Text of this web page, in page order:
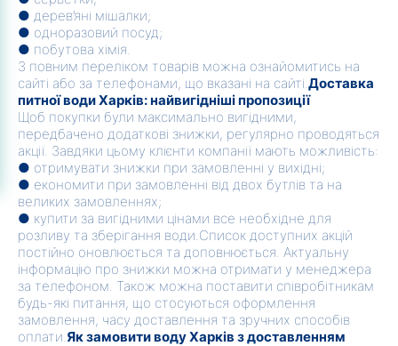
● дерев’яні мішалки;
● одноразовий посуд;
● побутова хімія.
З повним переліком товарів можна ознайомитись на
сайті або за телефонами, що вказані на сайті.Доставка
питної води Харків: найвигідніші пропозиції
Щоб покупки були максимально вигідними,
передбачено додаткові знижки, регулярно проводяться
акції. Завдяки цьому клієнти компанії мають можливість:
● отримувати знижки при замовленні у вихідні;
● економити при замовленні від двох бутлів та на
великих замовленнях;
● купити за вигідними цінами все необхідне для
розливу та зберігання води.Список доступних акцій
постійно оновлюється та доповнюється. Актуальну
інформацію про знижки можна отримати у менеджера
за телефоном. Також можна поставити співробітникам
будь-які питання, що стосуються оформлення
замовлення, часу доставлення та зручних способів
оплати.Як замовити воду Харків з доставленням